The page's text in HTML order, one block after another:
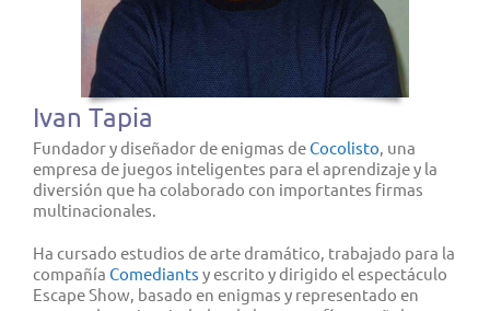
Ivan Tapia
Fundador y diseñador de enigmas deCocolisto , una
empresa de juegos inteligentes para el aprendizaje y la
diversión que ha colaborado con importantes firmas
multinacionales.
Ha cursado estudios de arte dramático, trabajado para la
compañía Comediants y escrito y dirigido el espectáculo
Escape Show, basado en enigmas y representado en